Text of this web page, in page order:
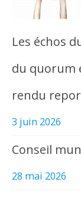
Les échos
du quorum
rendu
3 juin 2026
Conseil
28 mai 2026